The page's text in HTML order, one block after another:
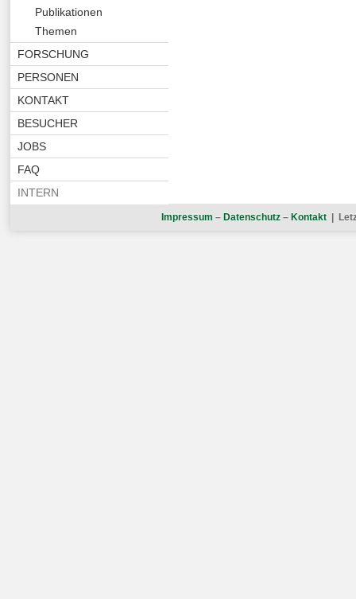
Publikationen
Themen
FORSCHUNG
PERSONEN
KONTAKT
BESUCHER
JOBS
FAQ
INTERN
Impressum – Datenschutz – Kontakt |